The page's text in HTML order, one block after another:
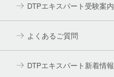
DTPエキスパート受験案内
よくあるご質問
DTPエキスパート新着情報